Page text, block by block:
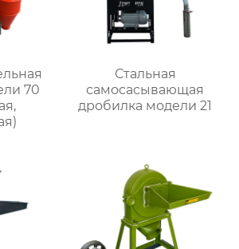
70
Стальная
самоcасывающая
дробилка модели 21